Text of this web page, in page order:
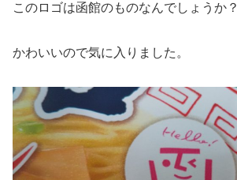
このロゴは函館のものなんでしょうか？
かわいいので気に入りました。